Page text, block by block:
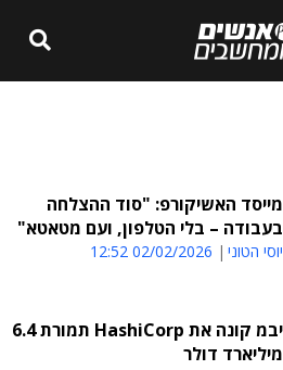
מייסד האשיקורפ: "סוד ההצלחה
בעבודה – בלי הטלפון, ועם מטאטא"
יוסי הטוני 02/02/2026 12:52
יבמ קונה את HashiCorp תמורת 6.4
מיליארד דולר